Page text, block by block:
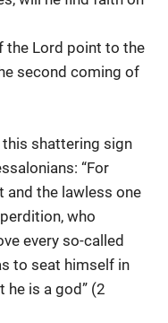
the Lord point to the
second coming of
shattering sign
“For
and the lawless one
who
every so-called
to seat himself in
he is a god” (2